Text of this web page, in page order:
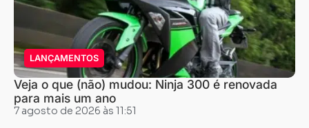
LANÇAMENTOS
Veja o que (não) mudou: Ninja 300 é renovada
para mais um ano
7 agosto de 2026 às 11:51